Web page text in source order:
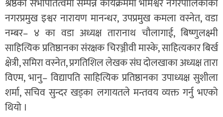
श्रेष्ठको सभापतित्वमा सम्पन्न कार्यक्रममा भीमेश्वर नगरपालिकाका
नगरप्रमुख इश्वर नारायण मानन्धर, उपप्रमुख कमला वस्नेत, वडा
नम्बर– ४ का वडा अध्यक्ष तारानाथ चौलागाई, बिष्णुलक्ष्मी
साहित्यिक प्रतिष्ठानका संरक्षक चिरञ्जीवी मास्के, साहित्यकार बिर्ख
क्षेत्री, समिरा वस्नेत, प्रगतिशिल लेखक संघ दोलखाका अध्यक्ष तारा
विएम, भानु– विद्यापति साहित्यिक प्रतिष्ठानका उपाध्यक्ष सुशीला
शर्मा, सचिव सुन्दर खड्का लगायतले मन्तवय व्यक्त गर्नु भएको
थियो ।